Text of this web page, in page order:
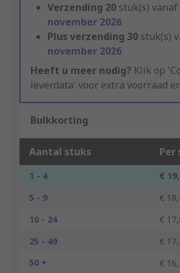
Verzending 20 stuk(s) vanaf
november 2026
Plus verzending 30 stuk(s)
november 2026
Heeft u meer nodig? Klik op
leverdata' voor extra voorraad
Bulkkorting
Aantal stuks Per
1 - 4
€
5 - 9
€
10 - 24
€
25 - 49
€
50 +
€